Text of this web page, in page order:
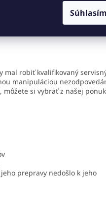
Súhlasím
displejom.
mal robiť kvalifikovaný
manipuláciou
môžete si vybrať z našej
prepravy nedošlo k jeho